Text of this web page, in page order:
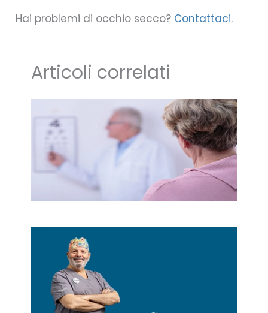
Hai problemi di occhio secco? Contattaci.
Articoli correlati